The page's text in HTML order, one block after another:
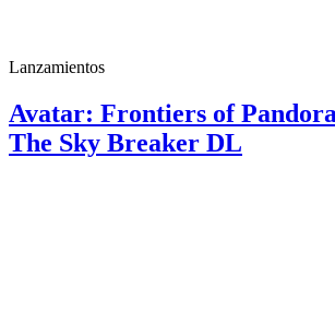
Lanzamientos
Avatar: Frontiers of
The Sky Breaker DL